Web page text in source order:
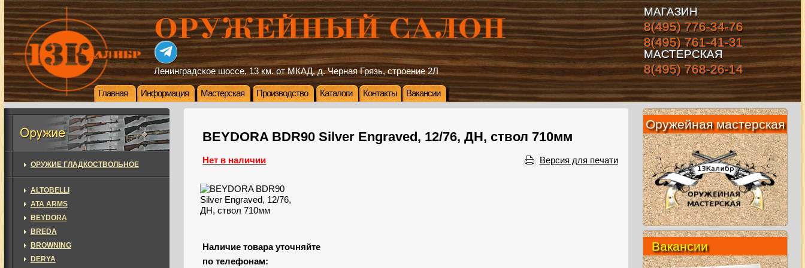
Ленинградское шоссе, 13 км. от МКАД, д. Черная Грязь, строение 2Л
МАГАЗИН
8(495) 776-34-76
8(495) 761-41-31
МАСТЕРСКАЯ
8(495) 768-26-14
Главная Информация Мастерская Производство Каталоги Контакты Вакансии
BEYDORA BDR90 Silver Engraved, 12/76, ДН, ствол 710мм
Версия для печати
Нет в наличии
Наличие товара уточняйте
по телефонам:
ОРУЖИЕ ГЛАДКОСТВОЛЬНОЕ
ALTOBELLI
ATA ARMS
BEYDORA
BREDA
BROWNING
DERYA
Оружейная мастерская
Вакансии